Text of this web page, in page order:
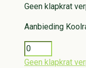
Geen klapkrat
Aanbieding
Geen klapkrat